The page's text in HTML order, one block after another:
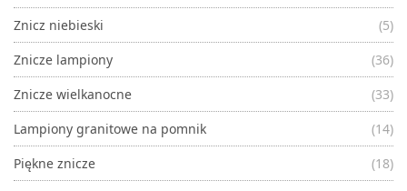
Znicz niebieski
(5)
Znicze lampiony
(36)
Znicze wielkanocne
(33)
Lampiony granitowe na pomnik
(14)
Piękne znicze
(18)